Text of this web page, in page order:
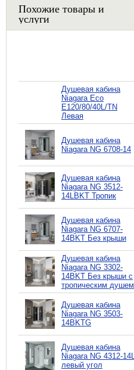
Похожие товары и
услуги
Душевая кабина
Niagara Eco
E120/80/40L/TN
Левая
Душевая кабина
Niagara NG 6708-14
Душевая кабина
Niagara NG 3512-
14LBKT Тропик
Душевая кабина
Niagara NG 6707-
14BKT Без крыши
Душевая кабина
Niagara NG 3302-
14BKT Без крыши с
тропическим душем
Душевая кабина
Niagara NG 3503-
14BKTG
Душевая кабина
Niagara NG 4312-14L
левый угол